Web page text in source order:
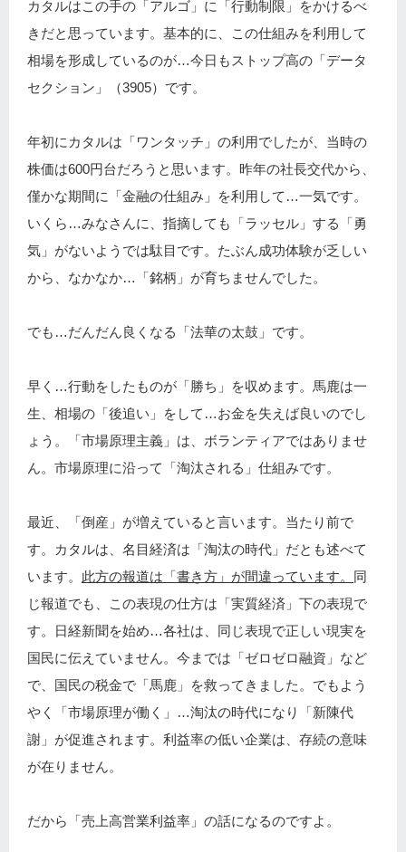
カタルはこの手の「アルゴ」に「行動制限」をかけるべ
きだと思っています。基本的に、この仕組みを利用して
相場を形成しているのが…今日もストップ高の「データ
セクション」（3905）です。
年初にカタルは「ワンタッチ」の利用でしたが、当時の
株価は600円台だろうと思います。昨年の社長交代から、
僅かな期間に「金融の仕組み」を利用して…一気です。
いくら…みなさんに、指摘しても「ラッセル」する「勇
気」がないようでは駄目です。たぶん成功体験が乏しい
から、なかなか…「銘柄」が育ちませんでした。
でも…だんだん良くなる「法華の太鼓」です。
早く…行動をしたものが「勝ち」を収めます。馬鹿は一
生、相場の「後追い」をして…お金を失えば良いのでし
ょう。「市場原理主義」は、ボランティアではありませ
ん。市場原理に沿って「淘汰される」仕組みです。
最近、「倒産」が増えていると言います。当たり前で
す。カタルは、名目経済は「淘汰の時代」だとも述べて
います。 此方の報道は「書き方」が間違っています。 同
じ報道でも、この表現の仕方は「実質経済」下の表現で
す。日経新聞を始め…各社は、同じ表現で正しい現実を
国民に伝えていません。今までは「ゼロゼロ融資」など
で、国民の税金で「馬鹿」を救ってきました。でもよう
やく「市場原理が働く」…淘汰の時代になり「新陳代
謝」が促進されます。利益率の低い企業は、存続の意味
が在りません。
だから「売上高営業利益率」の話になるのですよ。